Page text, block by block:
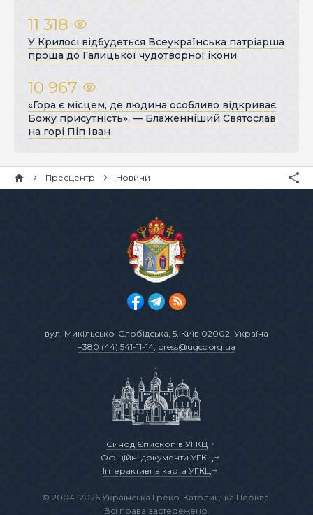
11 318
У Крилосі відбудеться Всеукраїнська патріарша
проща до Галицької чудотворної ікони
10 967
«Гора є місцем, де людина особливо відкриває
Божу присутність», — Блаженніший Святослав
на горі Піп Іван
Пресцентр Новини
вул. Микільсько-Слобідська, 5, Київ 02002, Україна
+380 (44) 541-11-14, press@ugcc.org.ua
Синод Єпископів УГКЦ
Офіційні документи УГКЦ
Інтерактивна карта УГКЦ
© 2004–2026 Українська Греко-Католицька Церква.
Всі права застережено.